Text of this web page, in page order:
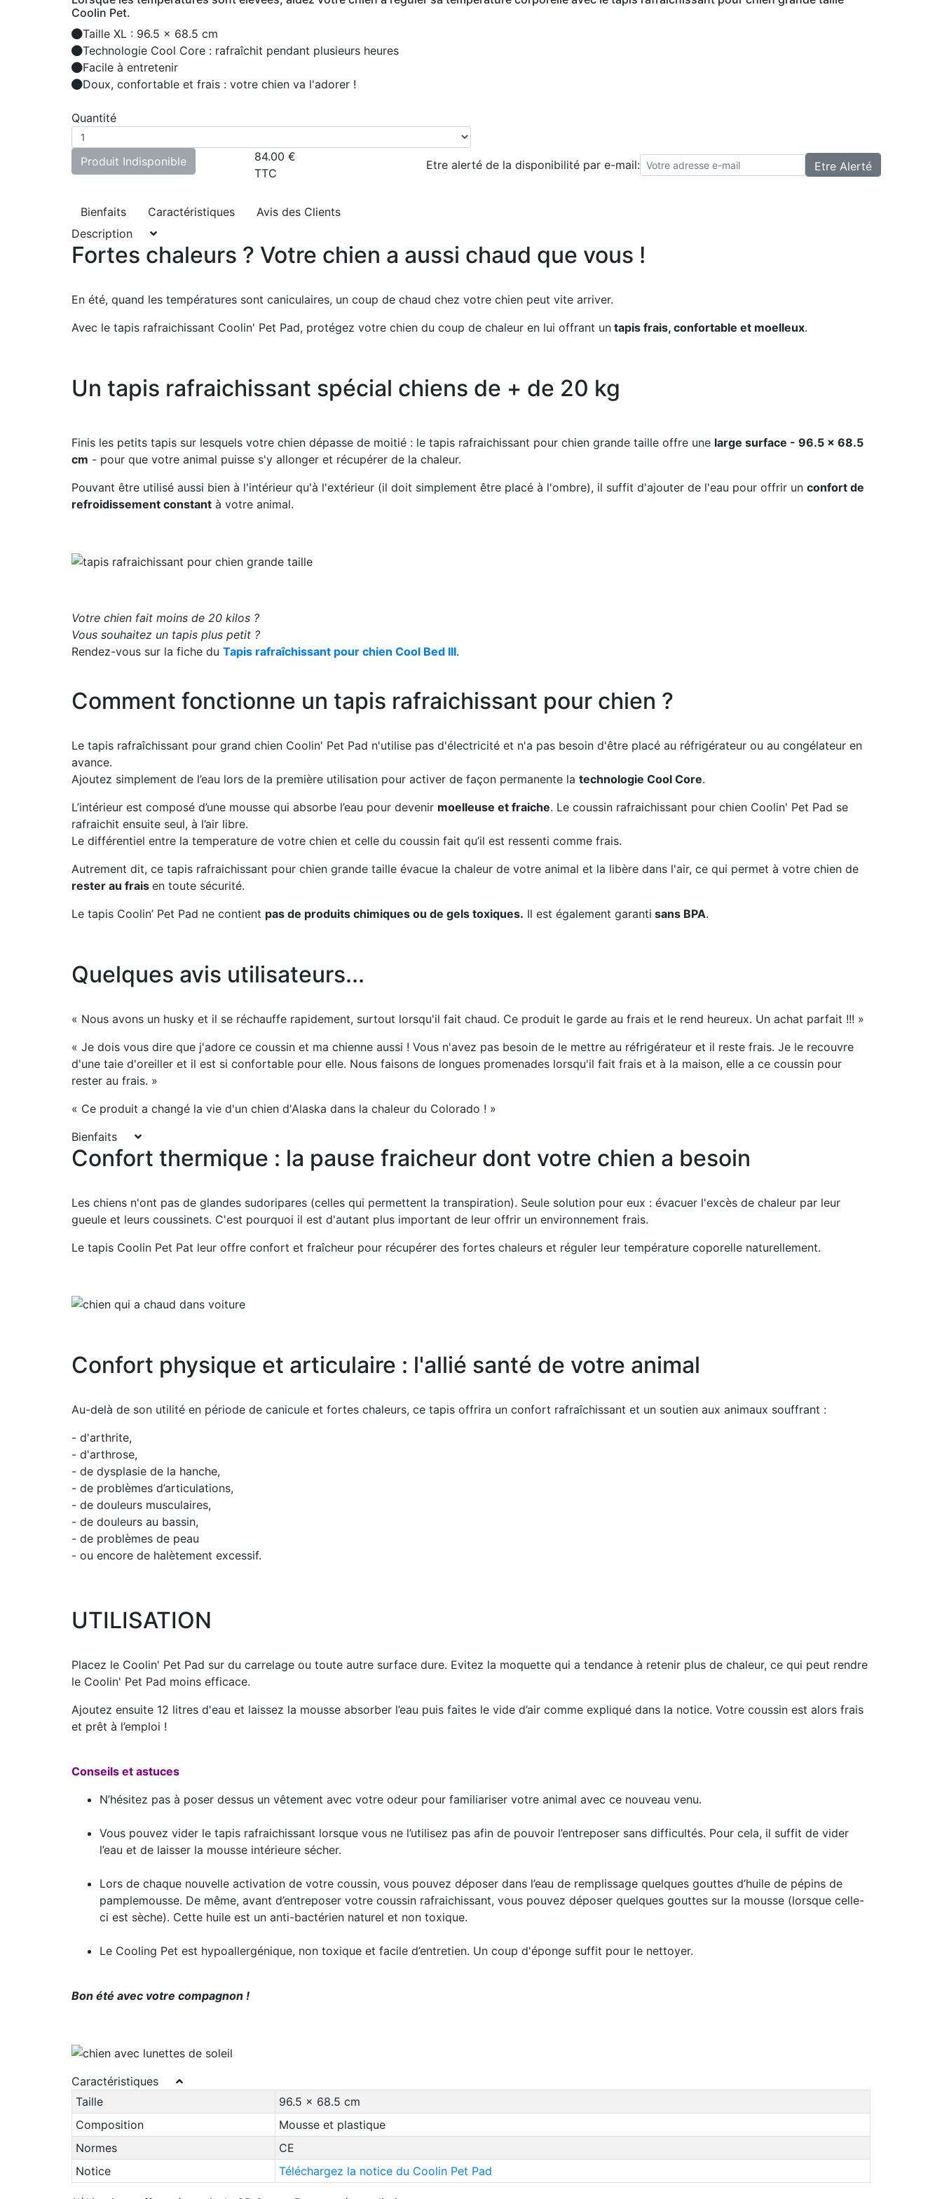
Coolin Pet.
Taille XL : 96.5 x 68.5 cm
Technologie Cool Core : rafraîchit pendant plusieurs heures
Facile à entretenir
Doux, confortable et frais : votre chien va l'adorer !
Quantité
Produit Indisponible 84.00 €
TTC
Etre alerté de la disponibilité par e-mail:
Bienfaits Caractéristiques
Avis des Clients
Description
Fortes chaleurs ? Votre chien a aussi chaud que vous !
En été, quand les températures sont caniculaires, un coup de chaud chez votre chien peut vite arriver.
Avec le tapis rafraichissant Coolin' Pet Pad, protégez votre chien du coup de chaleur en lui offrant un tapis frais, confortable et moelleux.
Un tapis rafraichissant spécial chiens de + de 20 kg
Finis les petits tapis sur lesquels votre chien dépasse de moitié : le tapis rafraichissant pour chien grande taille offre une large surface - 96.5 x 68.5
cm - pour que votre animal puisse s'y allonger et récupérer de la chaleur.
Pouvant être utilisé aussi bien à l'intérieur qu'à l'extérieur (il doit simplement être placé à l'ombre), il suffit d'ajouter de l'eau pour offrir un confort de
refroidissement constant à votre animal.
Votre chien fait moins de 20 kilos ?
Vous souhaitez un tapis plus petit ?
Rendez-vous sur la fiche du Tapis rafraîchissant pour chien Cool Bed III.
Comment fonctionne un tapis rafraichissant pour chien ?
Le tapis rafraîchissant pour grand chien Coolin' Pet Pad n'utilise pas d'électricité et n'a pas besoin d'être placé au réfrigérateur ou au congélateur en
avance.
Ajoutez simplement de l’eau lors de la première utilisation pour activer de façon permanente la technologie Cool Core.
L’intérieur est composé d’une mousse qui absorbe l’eau pour devenir moelleuse et fraiche. Le coussin rafraichissant pour chien Coolin' Pet Pad se
rafraichit ensuite seul, à l’air libre.
Le différentiel entre la temperature de votre chien et celle du coussin fait qu’il est ressenti comme frais.
Autrement dit, ce tapis rafraichissant pour chien grande taille évacue la chaleur de votre animal et la libère dans l'air, ce qui permet à votre chien de
rester au frais en toute sécurité.
Le tapis Coolin’ Pet Pad ne contient pas de produits chimiques ou de gels toxiques. Il est également garanti sans BPA.
Quelques avis utilisateurs...
« Nous avons un husky et il se réchauffe rapidement, surtout lorsqu'il fait chaud. Ce produit le garde au frais et le rend heureux. Un achat parfait !!! »
« Je dois vous dire que j'adore ce coussin et ma chienne aussi ! Vous n'avez pas besoin de le mettre au réfrigérateur et il reste frais. Je le recouvre
d'une taie d'oreiller et il est si confortable pour elle. Nous faisons de longues promenades lorsqu'il fait frais et à la maison, elle a ce coussin pour
rester au frais. »
« Ce produit a changé la vie d'un chien d'Alaska dans la chaleur du Colorado ! »
Bienfaits
Confort thermique : la pause fraicheur dont votre chien a besoin
Les chiens n'ont pas de glandes sudoripares (celles qui permettent la transpiration). Seule solution pour eux : évacuer l'excès de chaleur par leur
gueule et leurs coussinets. C'est pourquoi il est d'autant plus important de leur offrir un environnement frais.
Le tapis Coolin Pet Pat leur offre confort et fraîcheur pour récupérer des fortes chaleurs et réguler leur température coporelle naturellement.
Confort physique et articulaire : l'allié santé de votre animal
Au-delà de son utilité en période de canicule et fortes chaleurs, ce tapis offrira un confort rafraîchissant et un soutien aux animaux souffrant :
- d'arthrite,
- d'arthrose,
- de dysplasie de la hanche,
- de problèmes d’articulations,
- de douleurs musculaires,
- de douleurs au bassin,
- de problèmes de peau
- ou encore de halètement excessif.
UTILISATION
Placez le Coolin' Pet Pad sur du carrelage ou toute autre surface dure. Evitez la moquette qui a tendance à retenir plus de chaleur, ce qui peut rendre
le Coolin' Pet Pad moins efficace.
Ajoutez ensuite 12 litres d'eau et laissez la mousse absorber l’eau puis faites le vide d’air comme expliqué dans la notice. Votre coussin est alors frais
et prêt à l’emploi !
Conseils et astuces
N’hésitez pas à poser dessus un vêtement avec votre odeur pour familiariser votre animal avec ce nouveau venu.
Vous pouvez vider le tapis rafraichissant lorsque vous ne l’utilisez pas afin de pouvoir l’entreposer sans difficultés. Pour cela, il suffit de vider
l’eau et de laisser la mousse intérieure sécher.
Lors de chaque nouvelle activation de votre coussin, vous pouvez déposer dans l’eau de remplissage quelques gouttes d’huile de pépins de
pamplemousse. De même, avant d’entreposer votre coussin rafraichissant, vous pouvez déposer quelques gouttes sur la mousse (lorsque celle-
ci est sèche). Cette huile est un anti-bactérien naturel et non toxique.
Le Cooling Pet est hypoallergénique, non toxique et facile d’entretien. Un coup d'éponge suffit pour le nettoyer.
Bon été avec votre compagnon !
Caractéristiques
Taille
96.5 x 68.5 cm
Composition
Mousse et plastique
Normes
CE
Notice
Téléchargez la notice du Coolin Pet Pad